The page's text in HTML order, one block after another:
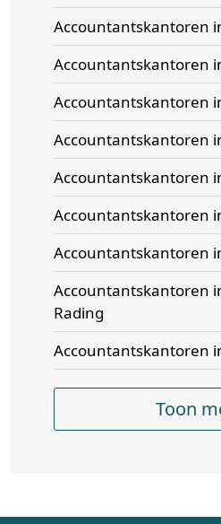
Accountantskantoren
Accountantskantoren
Accountantskantoren
Accountantskantoren
Accountantskantoren
Accountantskantoren
Accountantskantoren
Accountantskantoren
Rading
Accountantskantoren
Toon